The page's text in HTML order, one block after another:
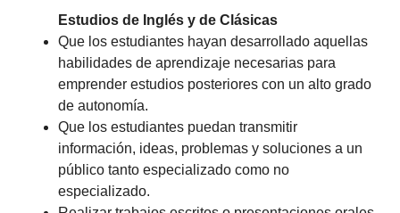
Estudios de Inglés y de Clásicas
Que los estudiantes hayan desarrollado aquellas
habilidades de aprendizaje necesarias para
emprender estudios posteriores con un alto grado
de autonomía.
Que los estudiantes puedan transmitir
información, ideas, problemas y soluciones a un
público tanto especializado como no
especializado.